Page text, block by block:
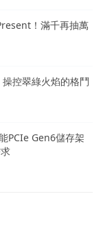
！滿千再抽萬
操控翠綠火焰的格鬥
PCIe Gen6儲存架